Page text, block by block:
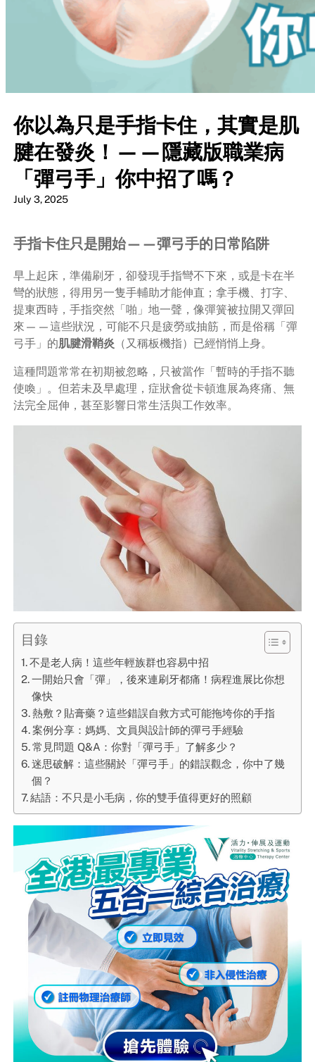
你以為只是手指卡住，其實是肌
腱在發炎！——隱藏版職業病
「彈弓手」你中招了嗎？
July 3, 2025
手指卡住只是開始——彈弓手的日常陷阱
早上起床，準備刷牙，卻發現手指彎不下來，或是卡在半
彎的狀態，得用另一隻手輔助才能伸直；拿手機、打字、
提東西時，手指突然「啪」地一聲，像彈簧被拉開又彈回
來——這些狀況，可能不只是疲勞或抽筋，而是俗稱「彈
弓手」的肌腱滑鞘炎 （又稱板機指）已經悄悄上身。
這種問題常常在初期被忽略，只被當作「暫時的手指不聽
使喚」。但若未及早處理，症狀會從卡頓進展為疼痛、無
法完全屈伸，甚至影響日常生活與工作效率。
目錄
不是老人病！這些年輕族群也容易中招
一開始只會「彈」，後來連刷牙都痛！病程進展比你想
像快
熱敷？貼膏藥？這些錯誤自救方式可能拖垮你的手指
案例分享：媽媽、文員與設計師的彈弓手經驗
常見問題 Q&A：你對「彈弓手」了解多少？
迷思破解：這些關於「彈弓手」的錯誤觀念，你中了幾
個？
結語：不只是小毛病，你的雙手值得更好的照顧